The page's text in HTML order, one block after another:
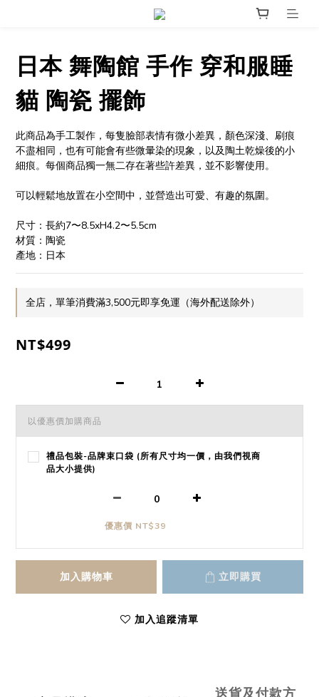
日本 舞陶館 手作 穿和服睡
貓 陶瓷 擺飾
此商品為手工製作，每隻臉部表情有微小差異，顏色深淺、刷痕
不盡相同，也有可能會有些微暈染的現象，以及陶土乾燥後的小
細痕。每個商品獨一無二存在著些許差異，並不影響使用。
可以輕鬆地放置在小空間中，並營造出可愛、有趣的氛圍。
尺寸：長約7〜8.5xH4.2〜5.5cm
材質：陶瓷
產地：日本
全店，單筆消費滿3,500元即享免運（海外配送除外）
NT$499
以優惠價加購商品
禮品包裝-品牌束口袋 (所有尺寸均一價，由我們視商
品大小提供)
優惠價 NT$39
加入購物車 立即購買
加入追蹤清單
送貨及付款方